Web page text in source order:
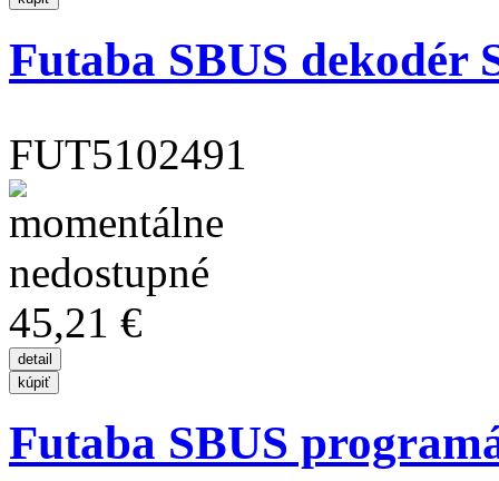
Futaba SBUS dekodér
FUT5102491
45,21 €
Futaba SBUS